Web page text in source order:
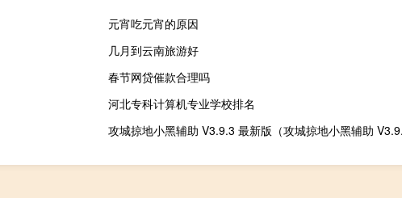
元宵吃元宵的原因
几月到云南旅游好
春节网贷催款合理吗
河北专科计算机专业学校排名